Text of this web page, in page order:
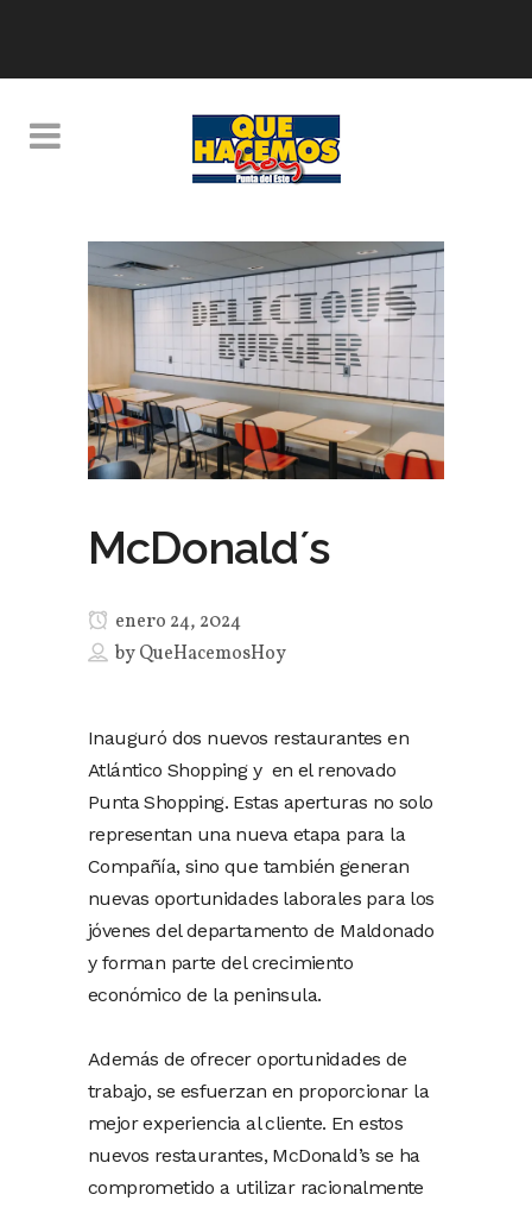
McDonald´s
enero 24, 2024
byQueHacemosHoy
Inauguró dos nuevos restaurantes en
Atlántico Shopping y en el renovado
Punta Shopping. Estas aperturas no solo
representan una nueva etapa para la
Compañía, sino que también generan
nuevas oportunidades laborales para los
jóvenes del departamento de Maldonado
y forman parte del crecimiento
económico de la peninsula.
Además de ofrecer oportunidades de
trabajo, se esfuerzan en proporcionar la
mejor experiencia al cliente. En estos
nuevos restaurantes, McDonald’s se ha
comprometido a utilizar racionalmente